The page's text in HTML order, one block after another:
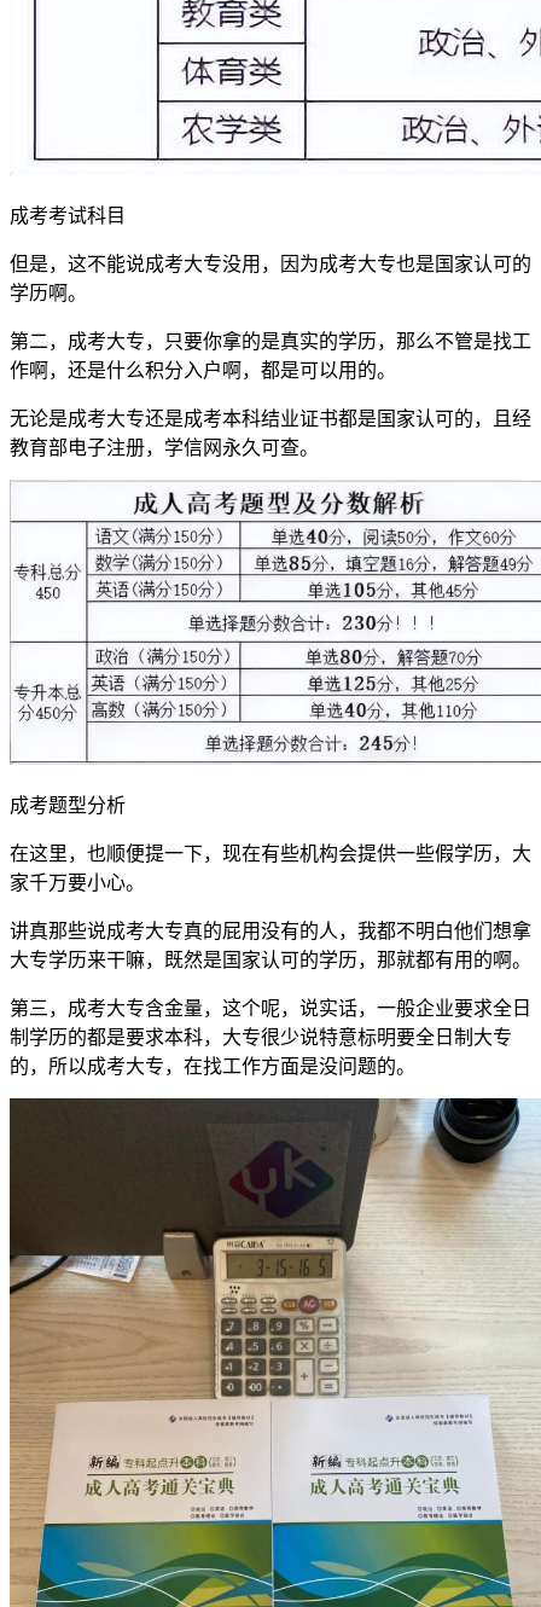
成考考试科目
但是，这不能说成考大专没用，因为成考大专也是国家认可的
学历啊。
第二，成考大专，只要你拿的是真实的学历，那么不管是找工
作啊，还是什么积分入户啊，都是可以用的。
无论是成考大专还是成考本科结业证书都是国家认可的，且经
教育部电子注册，学信网永久可查。
成考题型分析
在这里，也顺便提一下，现在有些机构会提供一些假学历，大
家千万要小心。
讲真那些说成考大专真的屁用没有的人，我都不明白他们想拿
大专学历来干嘛，既然是国家认可的学历，那就都有用的啊。
第三，成考大专含金量，这个呢，说实话，一般企业要求全日
制学历的都是要求本科，大专很少说特意标明要全日制大专
的，所以成考大专，在找工作方面是没问题的。